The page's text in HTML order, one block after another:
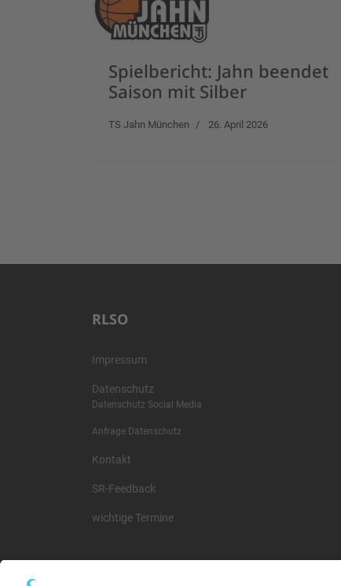
Spielbericht: Jahn beendet
Saison mit Silber
TS Jahn München 26. April 2026
RLSO
Impressum
Datenschutz
Datenschutz Social Media
Anfrage Datenschutz
Kontakt
SR-Feedback
wichtige Termine